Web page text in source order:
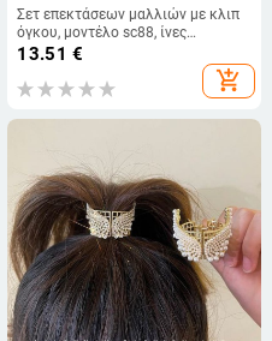
Σετ επεκτάσεων μαλλιών με κλιπ
όγκου, μοντέλο sc88, ίνες
ανθεκτικές σε υψηλή
θερμοκρασία, μήκος κλώνου 13 εκ
13.51 €
add_shopping_cart